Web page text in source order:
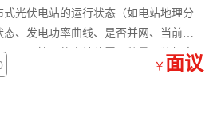
光伏电站的运行状态（如电站地理分
、发电功率曲线、是否并网、当前发
显示接入的电站位置、数量、装机容
放以及年发电量。
￥ 面议